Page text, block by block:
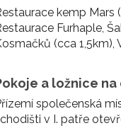
kemp Mars
Furhaple,
(cca 1,5km),
a ložnice na
společenská
v I. patře